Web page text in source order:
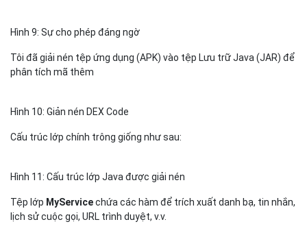
Hình 9: Sự cho phép đáng ngờ
Tôi đã giải nén tệp ứng dụng (APK) vào tệp Lưu trữ Java (JAR) để
phân tích mã thêm
Hình 10: Giản nén DEX Code
Cấu trúc lớp chính trông giống như sau:
Hình 11: Cấu trúc lớp Java được giải nén
Tệp lớp MyServicechứa các hàm để trích xuất danh bạ, tin nhắn,
lịch sử cuộc gọi, URL trình duyệt, v.v.